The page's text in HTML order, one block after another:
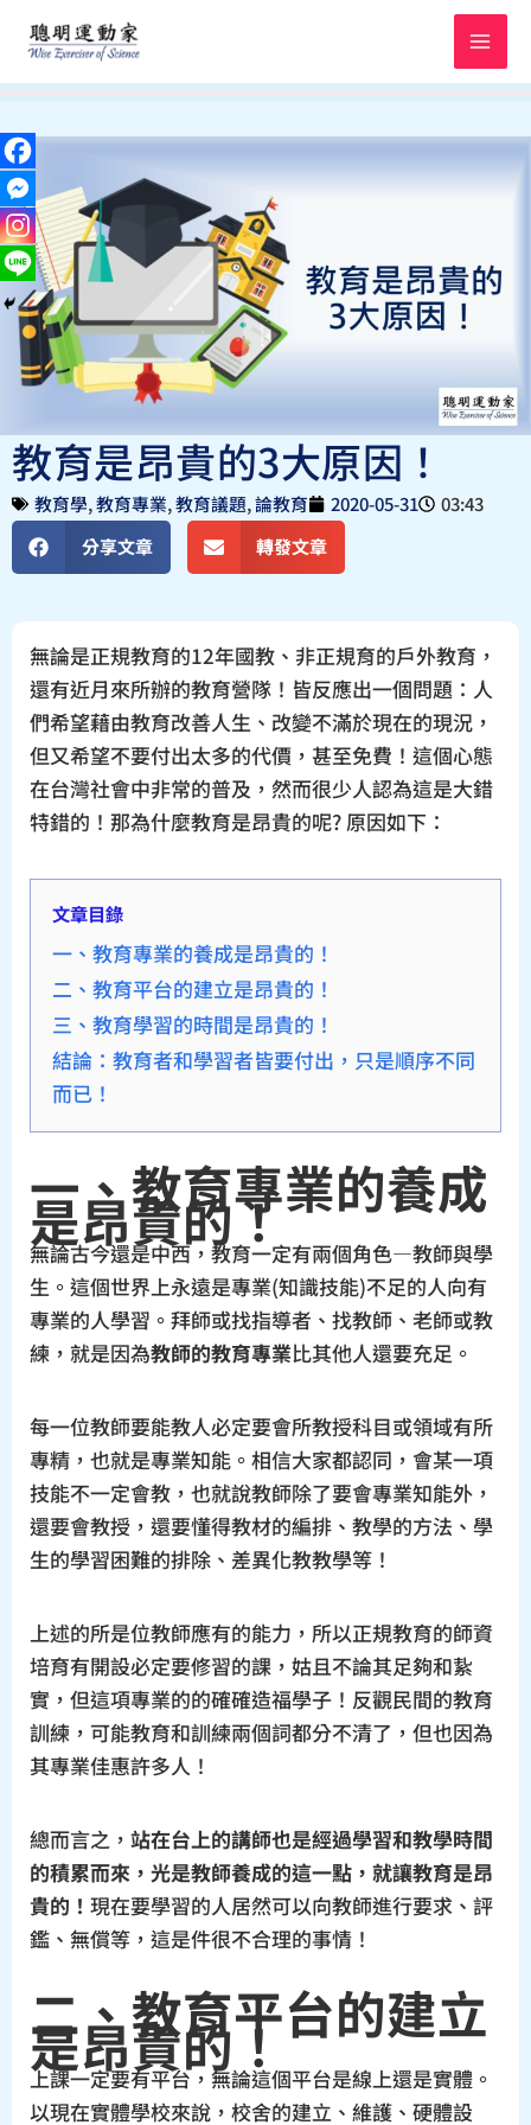
主
內
容
教育是昂貴的3大原因！
教育學,教育專業,教育議題,論教育 2020-05-31
03:43
分享文章
轉發文章
無論是正規教育的12年國教、非正規育的戶外教育，
還有近月來所辦的教育營隊！皆反應出一個問題：人
們希望藉由教育改善人生、改變不滿於現在的現況，
但又希望不要付出太多的代價，甚至免費！這個心態
在台灣社會中非常的普及，然而很少人認為這是大錯
特錯的！那為什麼教育是昂貴的呢? 原因如下：
文章目錄
一、教育專業的養成是昂貴的！
二、教育平台的建立是昂貴的！
三、教育學習的時間是昂貴的！
結論：教育者和學習者皆要付出，只是順序不同
而已！
一、教育專業的養成
是昂貴的！
無論古今還是中西，教育一定有兩個角色—教師與學
生。這個世界上永遠是專業(知識技能)不足的人向有
專業的人學習。拜師或找指導者、找教師、老師或教
練，就是因為教師的教育專業比其他人還要充足。
每一位教師要能教人必定要會所教授科目或領域有所
專精，也就是專業知能。相信大家都認同，會某一項
技能不一定會教，也就說教師除了要會專業知能外，
還要會教授，還要懂得教材的編排、教學的方法、學
生的學習困難的排除、差異化教教學等！
上述的所是位教師應有的能力，所以正規教育的師資
培育有開設必定要修習的課，姑且不論其足夠和紥
實，但這項專業的的確確造福學子！反觀民間的教育
訓練，可能教育和訓練兩個詞都分不清了，但也因為
其專業佳惠許多人！
總而言之， 站在台上的講師也是經過學習和教學時間
的積累而來，光是教師養成的這一點，就讓教育是昂
貴的！ 現在要學習的人居然可以向教師進行要求、評
鑑、無償等，這是件很不合理的事情！
二、教育平台的建立
是昂貴的！
上課一定要有平台，無論這個平台是線上還是實體。
以現在實體學校來說，校舍的建立、維護、硬體設